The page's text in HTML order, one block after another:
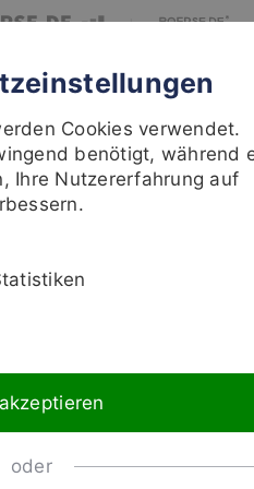
|
BLOGMEINUNGENÜBER UNS
Cookies verwendet.
benötigt, während
Ihre Nutzererfahrung auf
oder